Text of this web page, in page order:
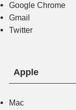
Google Chrome
Gmail
Twitter
Apple
Mac